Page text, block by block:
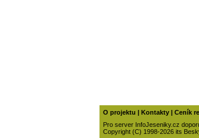
O projektu | Kontakty| Ceník
Pro server InfoJeseniky.cz
Copyright (C) 1998-2026 its